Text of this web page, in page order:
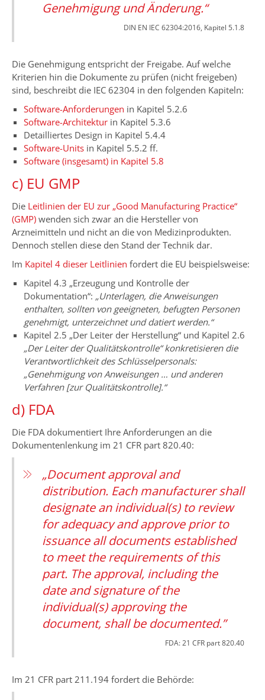
Genehmigung und Änderung.“
DIN EN IEC 62304:2016, Kapitel 5.1.8
Die Genehmigung entspricht der Freigabe. Auf welche
Kriterien hin die Dokumente zu prüfen (nicht freigeben)
sind, beschreibt die IEC 62304 in den folgenden Kapiteln:
Software-Anforderungen in Kapitel 5.2.6
Software-Architektur in Kapitel 5.3.6
Detailliertes Design in Kapitel 5.4.4
Software-Units in Kapitel 5.5.2 ff.
Software (insgesamt) in Kapitel 5.8
c) EU GMP
Die Leitlinien der EU zur „Good Manufacturing Practice“
(GMP) wenden sich zwar an die Hersteller von
Arzneimitteln und nicht an die von Medizinprodukten.
Dennoch stellen diese den Stand der Technik dar.
Im Kapitel 4 dieser Leitlinien fordert die EU beispielsweise:
Kapitel 4.3 „Erzeugung und Kontrolle der
Dokumentation“: „Unterlagen, die Anweisungen
enthalten, sollten von geeigneten, befugten Personen
genehmigt, unterzeichnet und datiert werden.“
Kapitel 2.5 „Der Leiter der Herstellung“ und Kapitel 2.6
„Der Leiter der Qualitätskontrolle“ konkretisieren die
Verantwortlichkeit des Schlüsselpersonals:
„Genehmigung von Anweisungen … und anderen
Verfahren [zur Qualitätskontrolle].“
d) FDA
Die FDA dokumentiert Ihre Anforderungen an die
Dokumentenlenkung im 21 CFR part 820.40:
„Document approval and
distribution. Each manufacturer shall
designate an individual(s) to review
for adequacy and approve prior to
issuance all documents established
to meet the requirements of this
part. The approval, including the
date and signature of the
individual(s) approving the
document, shall be documented.”
FDA: 21 CFR part 820.40
Im 21 CFR part 211.194 fordert die Behörde: